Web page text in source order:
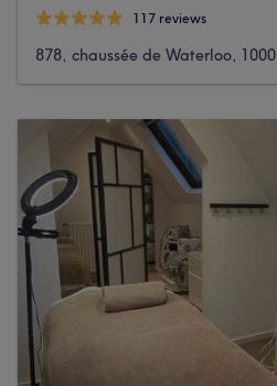
117 reviews
878, chaussée de Waterloo, 1000